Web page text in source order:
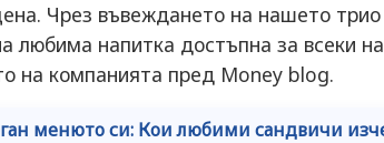
Чрез въвеждането на нашето
любима напитка достъпна за всеки
на компанията пред Money blog.
менюто си: Кои любими сандвичи